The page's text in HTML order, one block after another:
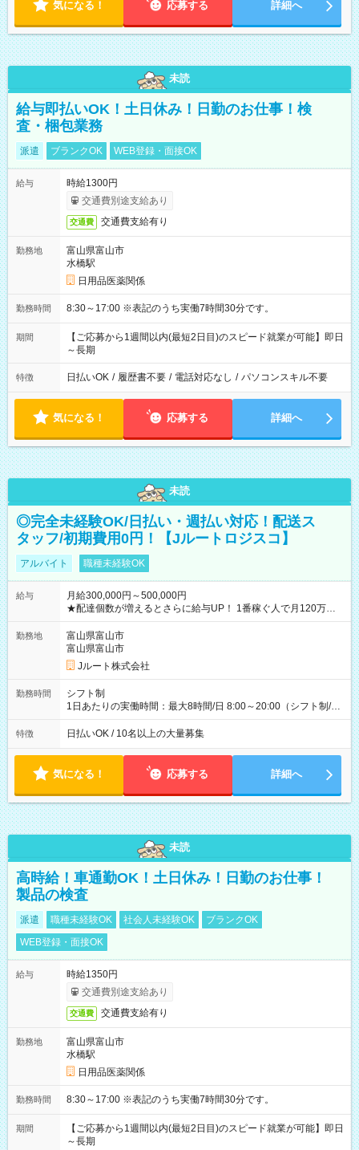
気になる！ 応募する 詳細へ
未読
給与即払いOK！土日休み！日勤のお仕事！検
査・梱包業務
派遣 ブランクOK WEB登録・面接OK
給与
時給1300円
交通費別途支給あり
交通費 交通費支給有り
勤務地
富山県富山市
水橋駅
日用品医薬関係
勤務時間 8:30～17:00 ※表記のうち実働7時間30分です。
期間
【ご応募から1週間以内(最短2日目)のスピード就業が可能】即日
～長期
特徴 日払いOK / 履歴書不要 / 電話対応なし / パソコンスキル不要
気になる！ 応募する 詳細へ
未読
◎完全未経験OK/日払い・週払い対応！配送ス
タッフ/初期費用0円！【Jルートロジスコ】
アルバイト 職種未経験OK
給与
月給300,000円～500,000円
★配達個数が増えるとさらに給与UP！ 1番稼ぐ人で月120万ほ
ど！ ・主要都市エリア 月収55万円／週5日稼働 月収65万~112
万円／週6日稼働 ・地方郊外エリア 月収40万円／週5日稼働 月
収40万円~50万円／週6日稼働 ＜モデルイメージ＞ ■月収50万
円 (27歳男性/江東区在住)※元建築関係 1日150個配達×25日勤務
(日休み) ■月収80万円(43歳男性/墨田区在住)※元営業 1日200個
勤務地
富山県富山市
富山県富山市
Jルート株式会社
勤務時間
シフト制
1日あたりの実働時間：最大8時間/日 8:00～20:00（シフト制/実
働8時間） ※週5日勤務（場所次第では週4も有り） ※配達状況
によって時間外での勤務可能性有り ※案件により多少の前後あ
特徴 日払いOK / 10名以上の大量募集
気になる！ 応募する 詳細へ
未読
高時給！車通勤OK！土日休み！日勤のお仕事！
製品の検査
派遣 職種未経験OK 社会人未経験OK
ブランクOK
WEB登録・面接OK
給与
時給1350円
交通費別途支給あり
交通費 交通費支給有り
勤務地
富山県富山市
水橋駅
日用品医薬関係
勤務時間 8:30～17:00 ※表記のうち実働7時間30分です。
期間
【ご応募から1週間以内(最短2日目)のスピード就業が可能】即日
～長期